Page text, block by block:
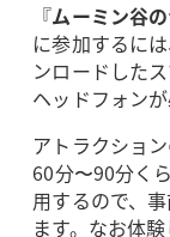
『ムーミン谷
に参加するに
ンロードした
ヘッドフォンが
アトラクショ
60分〜90分く
用するので、
ます。なお体